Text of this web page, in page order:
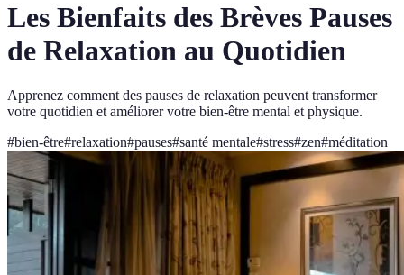
Les Bienfaits des Brèves Pauses
de Relaxation au Quotidien
Apprenez comment des pauses de relaxation peuvent transformer
votre quotidien et améliorer votre bien-être mental et physique.
#bien-être#relaxation#pauses#santé mentale#stress#zen#méditation